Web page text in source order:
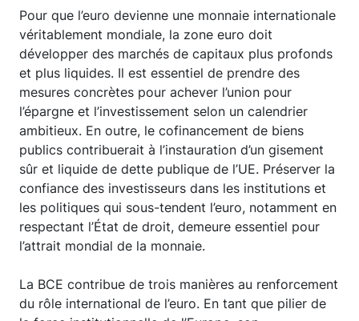
Pour que l’euro devienne une monnaie internationale
véritablement mondiale, la zone euro doit
développer des marchés de capitaux plus profonds
et plus liquides. Il est essentiel de prendre des
mesures concrètes pour achever l’union pour
l’épargne et l’investissement selon un calendrier
ambitieux. En outre, le cofinancement de biens
publics contribuerait à l’instauration d’un gisement
sûr et liquide de dette publique de l’UE. Préserver la
confiance des investisseurs dans les institutions et
les politiques qui sous-tendent l’euro, notamment en
respectant l’État de droit, demeure essentiel pour
l’attrait mondial de la monnaie.
La BCE contribue de trois manières au renforcement
du rôle international de l’euro. En tant que pilier de